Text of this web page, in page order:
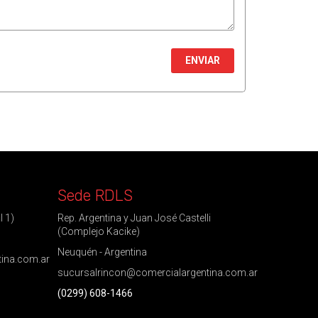
ENVIAR
1)
Sede RDLS
Rep. Argentina y Juan José Castelli
(Complejo Kacike)
Neuquén - Argentina
sucursalrincon@comercialargentina.com.ar
(0299) 608-1466